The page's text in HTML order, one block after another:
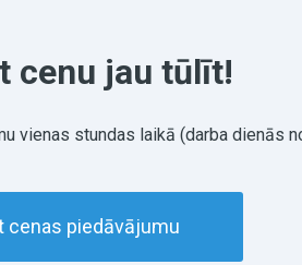
cenu jau tūlīt!
vienas stundas laikā (darba dienās
cenas piedāvājumu